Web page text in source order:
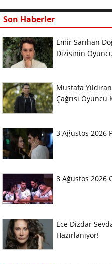
Son Haberler
Emir Sarıhan
Dizisinin
Mustafa
Çağrısı Oyuncu
3 Ağustos 2026
8 Ağustos 2026
Ece Dizdar
Hazırlanıyor!